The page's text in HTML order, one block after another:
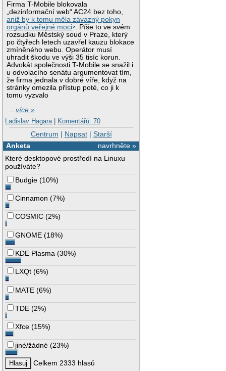
Firma T-Mobile blokovala
„dezinformační web“ AC24 bez toho,
aniž by k tomu měla závazný pokyn
orgánů veřejné moci . Píše to ve svém
rozsudku Městský soud v Praze, který
po čtyřech letech uzavřel kauzu blokace
zmíněného webu. Operátor musí
uhradit škodu ve výši 35 tisíc korun.
Advokát společnosti T-Mobile se snažil i
u odvolacího senátu argumentovat tím,
že firma jednala v dobré víře, když na
stránky omezila přístup poté, co ji k
tomu vyzvalo
…více »
Ladislav Hagara | Komentářů: 70
Centrum | Napsat| Starší
navrhněte »
Anketa
Které desktopové prostředí na Linuxu
používáte?
Budgie (10%)
Cinnamon (7%)
COSMIC (2%)
GNOME (18%)
KDE Plasma (30%)
LXQt (6%)
MATE (6%)
TDE (2%)
Xfce (15%)
jiné/žádné (23%)
Celkem 2333 hlasů